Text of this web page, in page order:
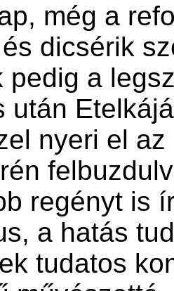
még a
dicsérik
pedig a
után
nyeri el
regényt is
a hatás
tudatos